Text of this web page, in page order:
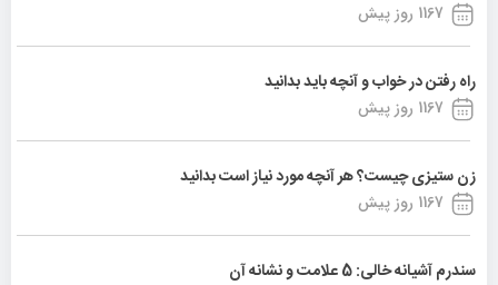
1167 روز پیش
راه رفتن در خواب و آنچه باید بدانید
1167 روز پیش
زن ستیزی چیست؟ هر آنچه مورد نیاز است بدانید
1167 روز پیش
سندرم آشیانه خالی: 5 علامت و نشانه آن